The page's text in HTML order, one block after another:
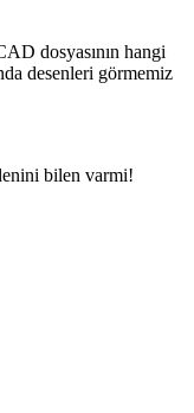
dosyasının hangi
desenleri görmemiz
bilen varmi!